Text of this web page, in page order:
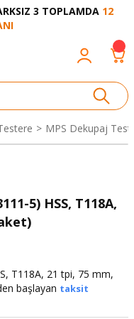
3 TOPLAMDA 12
MPS Dekupaj
5) HSS, T118A,
T118A, 21 tpi, 75 mm,
başlayan taksit